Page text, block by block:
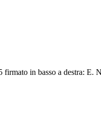
in basso a destra: E.